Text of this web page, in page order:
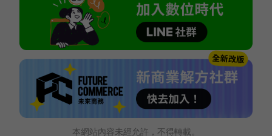
本網站內容未經允許，不得轉載。